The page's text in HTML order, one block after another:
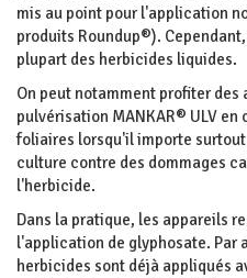
mis au point pour l'application
produits Roundup®).
plupart des herbicides liquides.
On peut notamment profiter des
pulvérisation MANKAR® ULV
foliaires lorsqu'il importe
culture contre des dommages
l'herbicide.
Dans la pratique, les appareils
l'application de glyphosate. Par
herbicides sont déjà appliqués